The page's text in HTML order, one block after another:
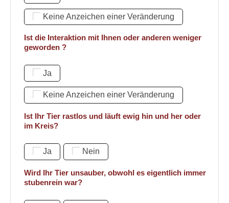
Keine Anzeichen einer Veränderung
Ist die Interaktion mit Ihnen oder anderen weniger
geworden ?
Ja
Keine Anzeichen einer Veränderung
Ist Ihr Tier rastlos und läuft ewig hin und her oder
im Kreis?
Ja Nein
Wird Ihr Tier unsauber, obwohl es eigentlich immer
stubenrein war?